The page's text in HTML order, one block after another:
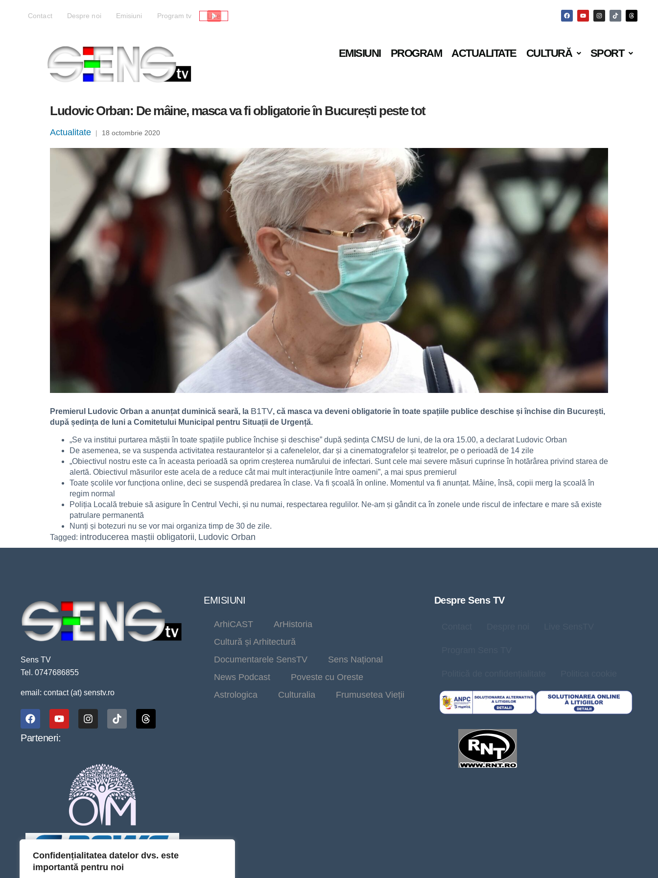
Confidențialitatea datelor dvs. este
importantă pentru noi
Contact Despre noi Emisiuni Program tv Live
EMISIUNI PROGRAM ACTUALITATE CULTURĂ SPORT
Ludovic Orban: De mâine, masca va fi obligatorie în București peste tot
Actualitate | 18 octombrie 2020
Premierul Ludovic Orban a anunțat duminică seară, la B1TV, că masca va deveni obligatorie în toate spațiile publice deschise și închise din București,
după ședința de luni a Comitetului Municipal pentru Situații de Urgență.
„Se va institui purtarea măștii în toate spațiile publice închise și deschise” după ședința CMSU de luni, de la ora 15.00, a declarat Ludovic Orban
De asemenea, se va suspenda activitatea restaurantelor și a cafenelelor, dar și a cinematografelor și teatrelor, pe o perioadă de 14 zile
„Obiectivul nostru este ca în aceasta perioadă sa oprim creșterea numărului de infectari. Sunt cele mai severe măsuri cuprinse în hotărârea privind starea de
alertă. Obiectivul măsurilor este acela de a reduce cât mai mult interacțiunile între oameni”, a mai spus premierul
Toate școlile vor funcționa online, deci se suspendă predarea în clase. Va fi școală în online. Momentul va fi anunțat. Mâine, însă, copii merg la școală în
regim normal
Poliția Locală trebuie să asigure în Centrul Vechi, și nu numai, respectarea regulilor. Ne-am și gândit ca în zonele unde riscul de infectare e mare să existe
patrulare permanentă
Nunți și botezuri nu se vor mai organiza timp de 30 de zile.
Tagged: introducerea maștii obligatorii, Ludovic Orban
Sens TV
Tel. 0747686855
email: contact (at) senstv.ro
Parteneri:
EMISIUNI
ArhiCAST
ArHistoria
Cultură și Arhitectură
Documentarele SensTV
Sens Național
News Podcast
Poveste cu Oreste
Astrologica
Culturalia Frumusetea Vieții
Despre Sens TV